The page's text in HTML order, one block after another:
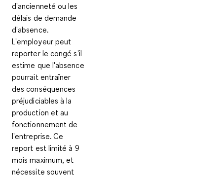
d'ancienneté ou les
délais de demande
d'absence.
L'employeur peut
reporter le congé s'il
estime que l'absence
pourrait entraîner
des conséquences
préjudiciables à la
production et au
fonctionnement de
l'entreprise. Ce
report est limité à 9
mois maximum, et
nécessite souvent